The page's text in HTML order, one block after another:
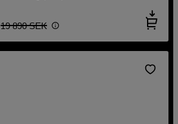
19 890 SEK